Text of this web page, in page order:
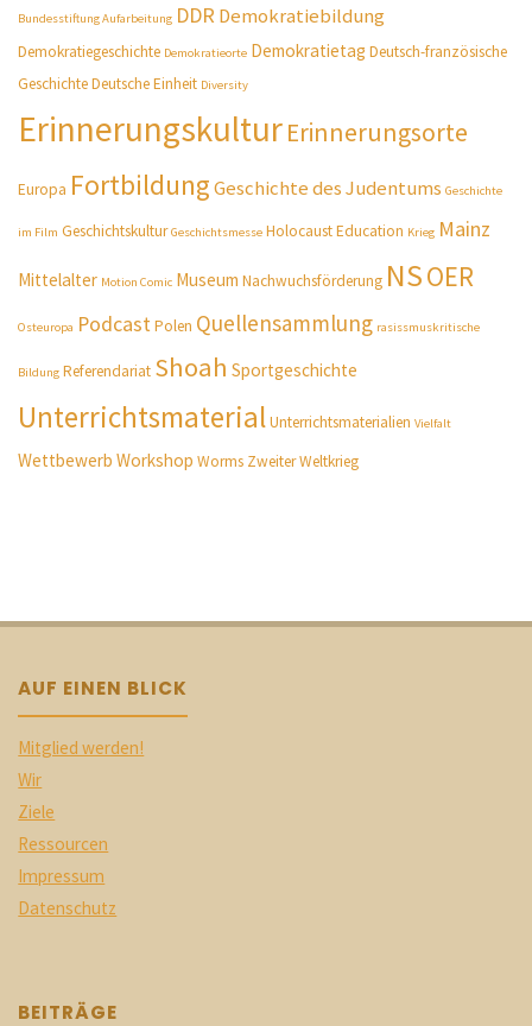
Bundesstiftung Aufarbeitung DDR Demokratiebildung
Demokratiegeschichte Demokratieorte Demokratietag Deutsch-französische
GeschichteDeutsche Einheit Diversity
ErinnerungskulturErinnerungsorte
Europa Fortbildung Geschichte des Judentums Geschichte
im Film Geschichtskultur Geschichtsmesse Holocaust Education Krieg Mainz
Mittelalter Motion Comic Museum Nachwuchsförderung NSOER
Osteuropa PodcastPolen Quellensammlung rasissmuskritische
Bildung Referendariat Shoah Sportgeschichte
UnterrichtsmaterialUnterrichtsmaterialien Vielfalt
Wettbewerb Workshop Worms Zweiter Weltkrieg
AUF EINEN BLICK
Mitglied werden!
Wir
Ziele
Ressourcen
Impressum
Datenschutz
BEITRÄGE